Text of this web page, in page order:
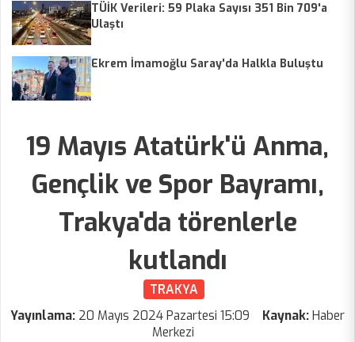
TÜİK Verileri: 59 Plaka Sayısı 351 Bin 709'a
Ulaştı
Ekrem İmamoğlu Saray'da Halkla Buluştu
19 Mayıs Atatürk'ü Anma,
Gençlik ve Spor Bayramı,
Trakya'da törenlerle
kutlandı
TRAKYA
Yayınlama: 20 Mayıs 2024 Pazartesi 15:09 Kaynak:Haber
Merkezi